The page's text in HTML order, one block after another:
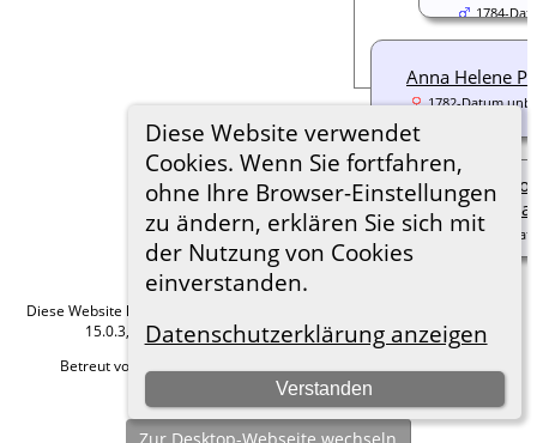
Diese Website verwendet
Cookies. Wenn Sie fortfahren,
ohne Ihre Browser-Einstellungen
zu ändern, erklären Sie sich mit
der Nutzung von Cookies
einverstanden.
Datenschutzerklärung anzeigen
Verstanden
1784-
Anna Helene
1782-Datum
Kutscher
1780-
Diese Website läuft mit
15.0.3, programmiert von Darrin Lythgoe © 2001-2026.
Betreut von
Hier geht es zum Impressum